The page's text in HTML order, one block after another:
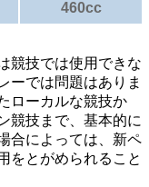
460cc
競技では使用できな
ーでは問題はありま
ローカルな競技か
競技まで、基本的に
合によっては、新ペ
をとがめられること